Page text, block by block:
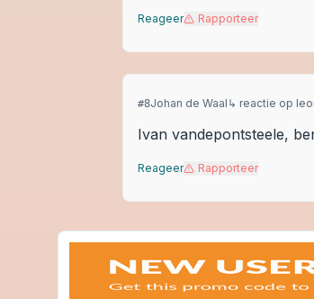
Reageer Rapporteer
#8Johan de Waal ↳ reactie op
Ivan vandepontsteele,
Reageer Rapporteer